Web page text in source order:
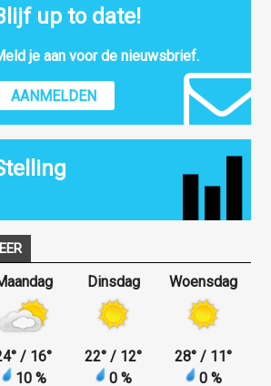
up to date!
je aan voor de nieuwsbrief.
AANMELDEN
° / 16°
10 %
Dinsdag
22° / 12°
0 %
Woensdag
28° / 11 °
0 %